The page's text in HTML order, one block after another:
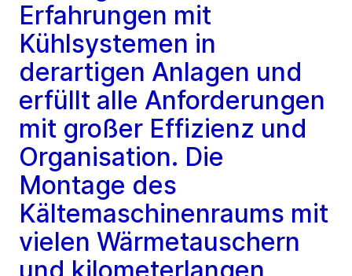
Erfahrungen mit
Kühlsystemen in
derartigen Anlagen und
erfüllt alle Anforderungen
mit großer Effizienz und
Organisation. Die
Montage des
Kältemaschinenraums mit
vielen Wärmetauschern